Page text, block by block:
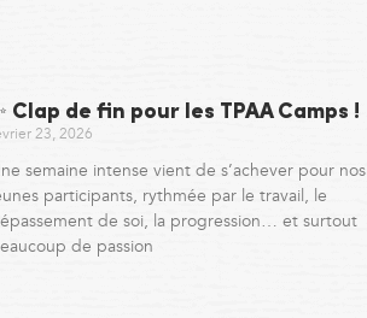
Clap de fin pour les TPAA Camps !
23, 2026
semaine intense vient de s’achever pour nos
participants, rythmée par le travail, le
de soi, la progression… et surtout
de passion